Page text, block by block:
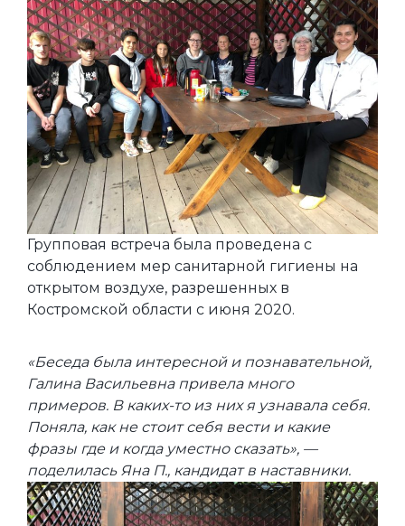
Групповая встреча была проведена с
соблюдением мер санитарной гигиены на
открытом воздухе, разрешенных в
Костромской области с июня 2020.
«Беседа была интересной и познавательной,
Галина Васильевна привела много
примеров. В каких-то из них я узнавала себя.
Поняла, как не стоит себя вести и какие
фразы где и когда уместно сказать», —
поделилась Яна П., кандидат в наставники.